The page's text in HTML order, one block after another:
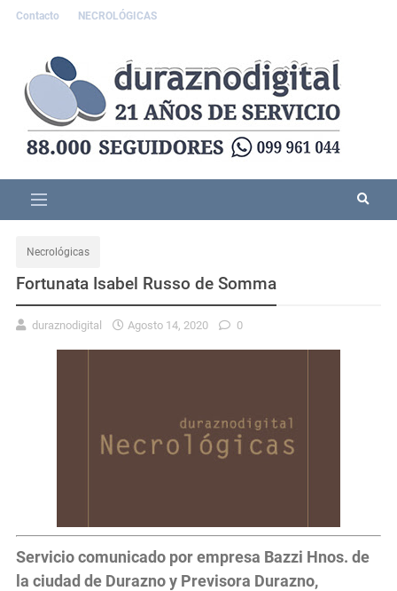
Contacto NECROLÓGICAS
Necrológicas
Fortunata Isabel Russo de Somma
duraznodigital Agosto 14, 2020 0
Servicio comunicado por empresa Bazzi Hnos. de
la ciudad de Durazno y Previsora Durazno,